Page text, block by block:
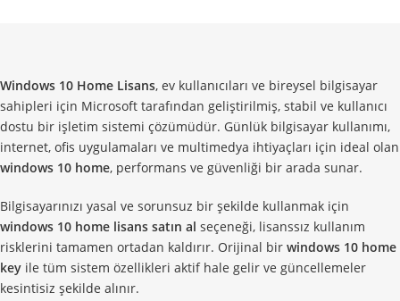
Windows 10 Home Lisans, ev kullanıcıları ve bireysel bilgisayar
sahipleri için Microsoft tarafından geliştirilmiş, stabil ve kullanıcı
dostu bir işletim sistemi çözümüdür. Günlük bilgisayar kullanımı,
internet, ofis uygulamaları ve multimedya ihtiyaçları için ideal olan
windows 10 home, performans ve güvenliği bir arada sunar.
Bilgisayarınızı yasal ve sorunsuz bir şekilde kullanmak için
windows 10 home lisans satın al seçeneği, lisanssız kullanım
risklerini tamamen ortadan kaldırır. Orijinal bir windows 10 home
key ile tüm sistem özellikleri aktif hale gelir ve güncellemeler
kesintisiz şekilde alınır.